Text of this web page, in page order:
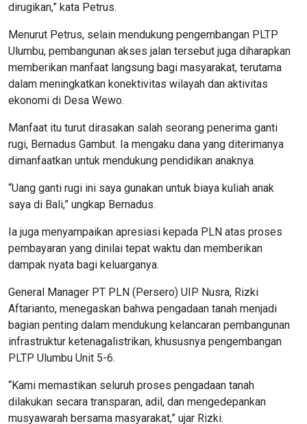
dirugikan,” kata Petrus.
Menurut Petrus, selain mendukung pengembangan PLTP
Ulumbu, pembangunan akses jalan tersebut juga diharapkan
memberikan manfaat langsung bagi masyarakat, terutama
dalam meningkatkan konektivitas wilayah dan aktivitas
ekonomi di Desa Wewo.
Manfaat itu turut dirasakan salah seorang penerima ganti
rugi, Bernadus Gambut. Ia mengaku dana yang diterimanya
dimanfaatkan untuk mendukung pendidikan anaknya.
“Uang ganti rugi ini saya gunakan untuk biaya kuliah anak
saya di Bali,” ungkap Bernadus.
Ia juga menyampaikan apresiasi kepada PLN atas proses
pembayaran yang dinilai tepat waktu dan memberikan
dampak nyata bagi keluarganya.
General Manager PT PLN (Persero) UIP Nusra, Rizki
Aftarianto, menegaskan bahwa pengadaan tanah menjadi
bagian penting dalam mendukung kelancaran pembangunan
infrastruktur ketenagalistrikan, khususnya pengembangan
PLTP Ulumbu Unit 5-6.
“Kami memastikan seluruh proses pengadaan tanah
dilakukan secara transparan, adil, dan mengedepankan
musyawarah bersama masyarakat,” ujar Rizki.